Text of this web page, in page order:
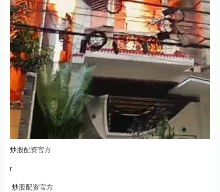
炒股配资官方
r
炒股配资官方